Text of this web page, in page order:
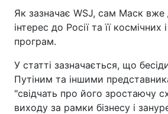
Як зазначає WSJ, сам Маск вже
інтерес до Росії та її космічних
програм.
У статті зазначається, що
Путіним та іншими
"свідчать про його зростаючу
виходу за рамки бізнесу і